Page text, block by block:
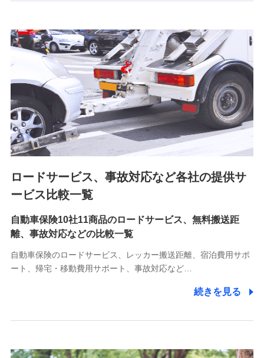
7.社員（従業者）の個人情報
人事･勤怠･健康・労務等の管理、給与支給、福利厚生・採用
退職関連処理等の各種手続きのため、当社と従業員または従
業員同士の連絡のため
8.取引先個人情報
取引先としての選定業務、営業情報の提供業務、契約締結手
続き業務、取引管理業務、およびこれらに準ずる業務の遂行
のため
9.お問い合わせ情報
各種お問い合わせに対応するため
10.受託業務の 個人情報
受託業務の遂行およびこれらに準ずる業務の遂行のため
11.マイカー通勤管理クラウド並びに法人向けASPサー
をお送りするため
分析するため
ロードサービス、事故対応など各社の提供サ
ービス比較一覧
自動車保険10社11商品のロードサービス、無料搬送距
離、事故対応などの比較一覧
自動車保険のロードサービス、レッカー搬送距離、宿泊費用サポ
ート、帰宅・移動費用サポート、事故対応など…
続きを見る